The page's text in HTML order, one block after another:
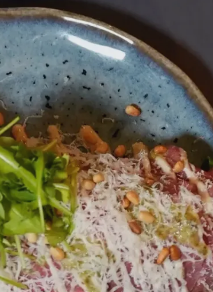
salades en warme specials -